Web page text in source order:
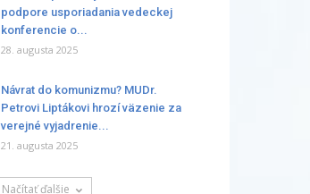
podpore usporiadania vedeckej
konferencie o...
28. augusta 2025
Návrat do komunizmu? MUDr.
Petrovi Liptákovi hrozí väzenie za
verejné vyjadrenie...
21. augusta 2025
Načítať ďalšie